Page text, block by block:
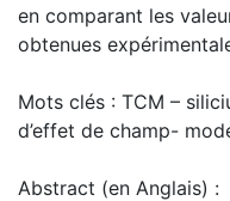
en comparant les
obtenues
Mots clés : TCM –
d’effet de champ-
Abstract (en Anglais) :